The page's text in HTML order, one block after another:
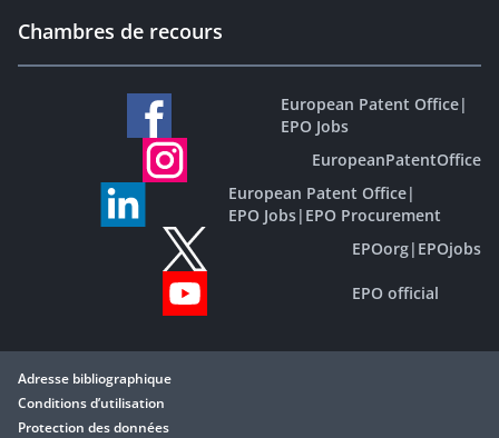
Chambres de recours
European Patent Office|
EPO Jobs
EuropeanPatentOffice
European Patent Office|
EPO Jobs| EPO Procurement
EPOorg| EPOjobs
EPO official
Adresse bibliographique
Conditions d’utilisation
Protection des données